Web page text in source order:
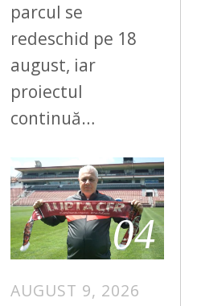
parcul se
redeschid pe 18
august, iar
proiectul
continuă…
04
AUGUST 9, 2026